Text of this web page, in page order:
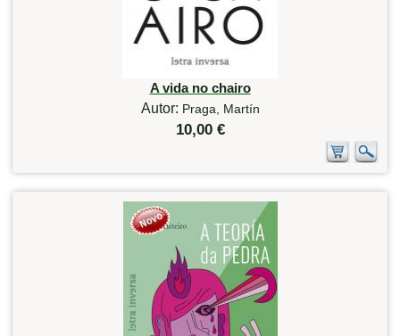
A vida no chairo
Autor: Praga, Martín
10,00 €